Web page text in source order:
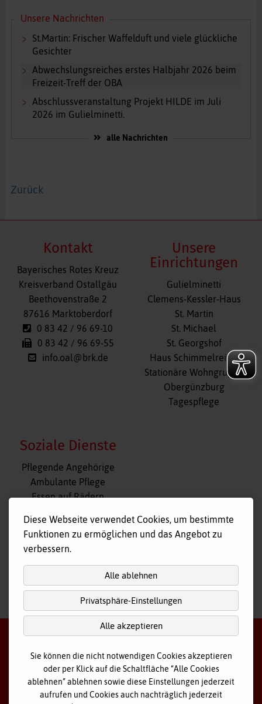
Unsere Nachrichten
St.Martin: Frischer Waffelduft und viele glückliche
Gesichter
Abwechslungsreiches erstes Halbjahr 2026 beim
Freizeit-Treff der OBA
Abschlussveranstaltung Projekt HILDE im Juli
2026 im Gulielminetti.
alle Nachrichten
Zurück
Kontakt
Bayerisches Rotes Kreuz
Kreisverband Ostallgäu
Beethovenstraße 2
87616 Marktoberdorf
0 83 42 / 96 69-10
0 83 42 / 96 69-55
info.oal@brk.de
Unsere
Einrichtungen
Navigation
überspringen
Gulielminetti
Clemens-Kessler-Haus
St. Martin
St. Michael
St. Georgshof
Haus Schimmelreiter
Stationäre Wohngruppe
Obergünzburg
Tagespflege
Soziale Dienste
Navigation
überspringen
Pflegende Angehörige
Ambulante Pflege
Essen auf Rädern
Tagespflege
Hausnotruf
nach oben
2026 Bayerisches Rotes Kreuz - Kreisverband Ostallgäu
Diese Webseite verwendet Cookies, um bestimmte
Funktionen zu ermöglichen und das Angebot zu
verbessern.
Alle ablehnen
Privatsphäre-Einstellungen
Alle akzeptieren
Sie können die nicht notwendigen Cookies akzeptieren
oder per Klick auf die Schaltfläche “Alle Cookies
ablehnen” ablehnen sowie diese Einstellungen jederzeit
aufrufen und Cookies auch nachträglich jederzeit